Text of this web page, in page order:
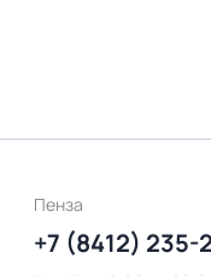
Пенза
+7 (8412) 235-